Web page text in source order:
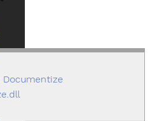
Documentize